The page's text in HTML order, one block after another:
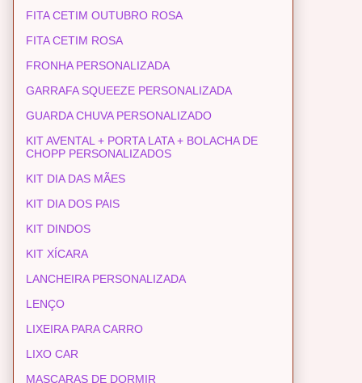
FITA CETIM OUTUBRO ROSA
FITA CETIM ROSA
FRONHA PERSONALIZADA
GARRAFA SQUEEZE PERSONALIZADA
GUARDA CHUVA PERSONALIZADO
KIT AVENTAL + PORTA LATA + BOLACHA DE
CHOPP PERSONALIZADOS
KIT DIA DAS MÃES
KIT DIA DOS PAIS
KIT DINDOS
KIT XÍCARA
LANCHEIRA PERSONALIZADA
LENÇO
LIXEIRA PARA CARRO
LIXO CAR
MASCARAS DE DORMIR